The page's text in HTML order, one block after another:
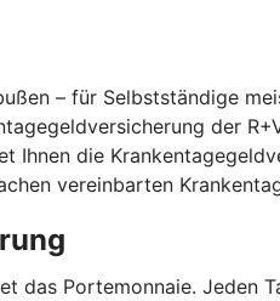
– für Selbstständige
der
Ihnen die
vereinbarten
das Portemonnaie. Jeden